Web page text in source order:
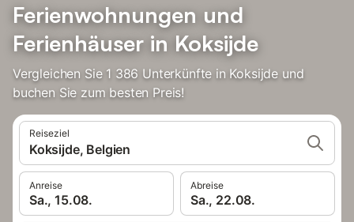
Ferienwohnungen und
Ferienhäuser in Koksijde
Vergleichen Sie 1 386 Unterkünfte in Koksijde und
buchen Sie zum besten Preis!
Reiseziel
Koksijde, Belgien
Anreise
Sa., 15.08.
Abreise
Sa., 22.08.